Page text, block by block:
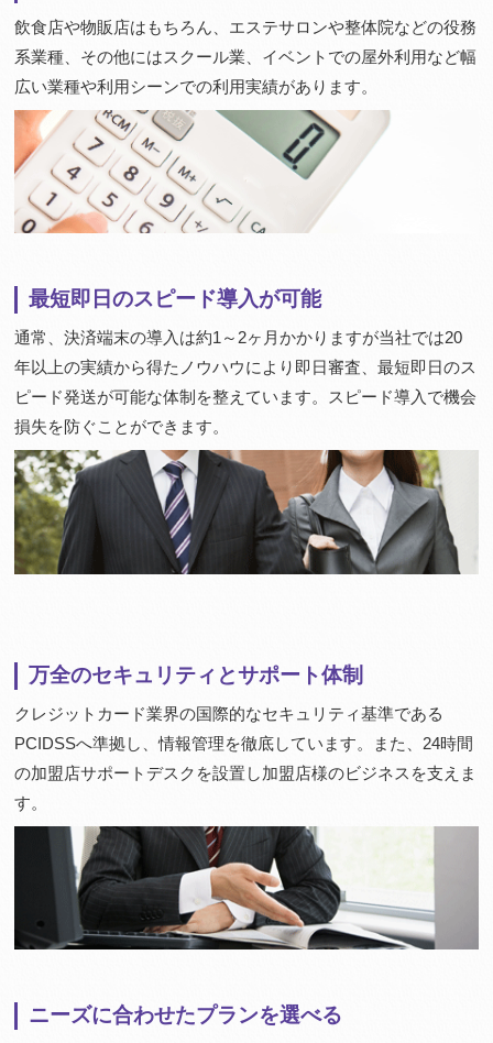
飲食店や物販店はもちろん、エステサロンや整体院などの役務
系業種、その他にはスクール業、イベントでの屋外利用など幅
広い業種や利用シーンでの利用実績があります。
最短即日のスピード導入が可能
通常、決済端末の導入は約1～2ヶ月かかりますが当社では20
年以上の実績から得たノウハウにより即日審査、最短即日のス
ピード発送が可能な体制を整えています。スピード導入で機会
損失を防ぐことができます。
万全のセキュリティとサポート体制
クレジットカード業界の国際的なセキュリティ基準である
PCIDSSへ準拠し、情報管理を徹底しています。また、24時間
の加盟店サポートデスクを設置し加盟店様のビジネスを支えま
す。
ニーズに合わせたプランを選べる